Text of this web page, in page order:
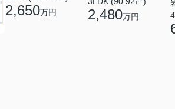
2,650万円 2,480万円